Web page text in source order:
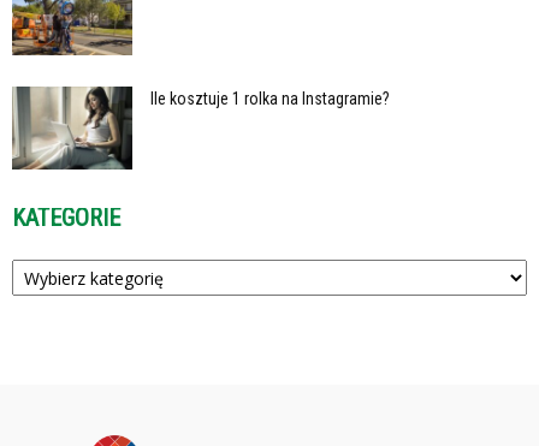
Ile kosztuje 1 rolka na Instagramie?
KATEGORIE
Kategorie